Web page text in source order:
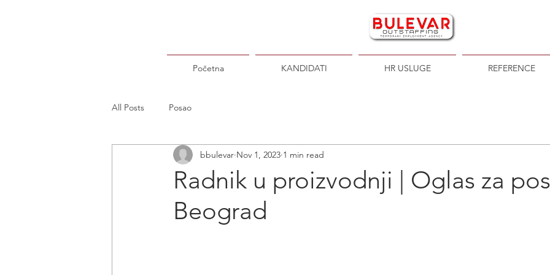
Početna KANDIDATI HR USLUGE REFERENCE
All Posts Posao
Radnik u proizvodnji | Oglas za
Beograd
bbulevar Nov 1, 2023 1 min read